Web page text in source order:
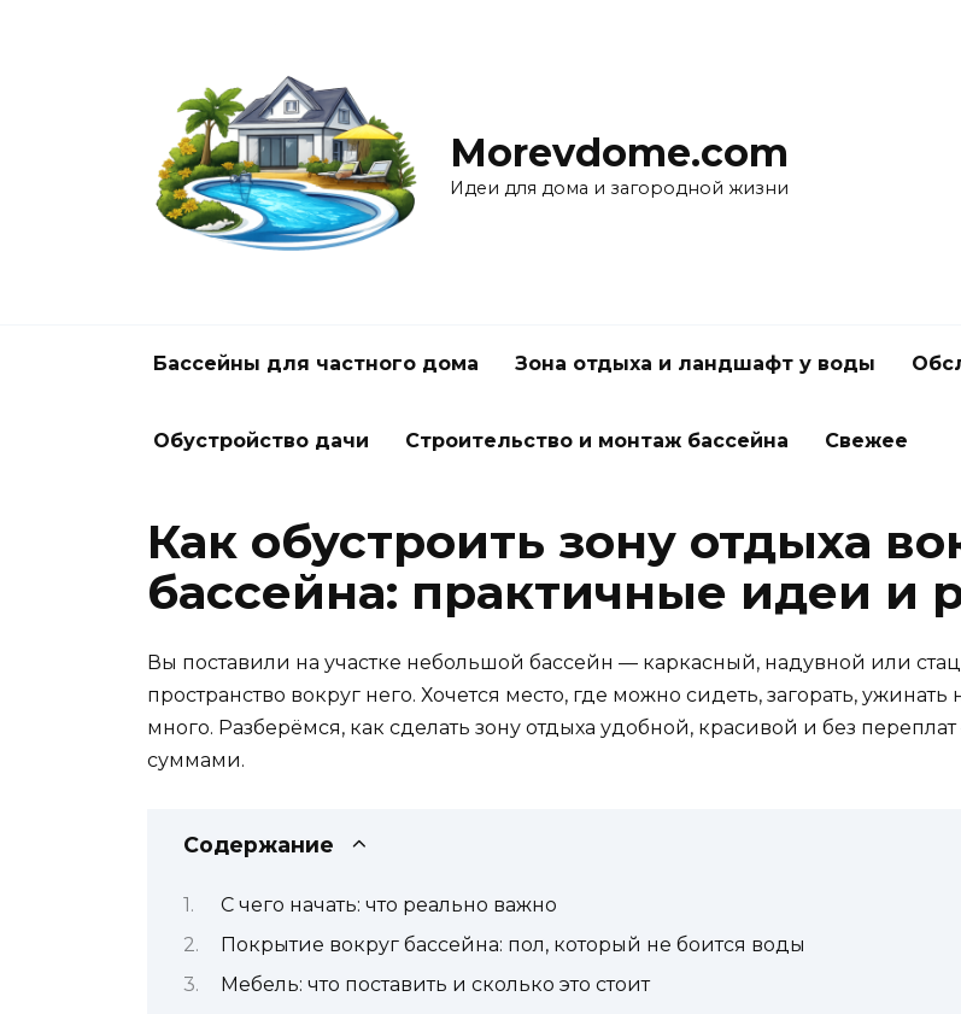
Morevdome.com
Идеи для дома и загородной жизни
Бассейны для частного дома Зона отдыха и ландшафт у воды
Обустройство дачи Строительство и монтаж бассейна Свежее
Как обустроить зону отдыха
бассейна: практичные идеи и
Вы поставили на участке небольшой бассейн — каркасный, надувной или
пространство вокруг него. Хочется место, где можно сидеть, загорать,
много. Разберёмся, как сделать зону отдыха удобной, красивой и без
суммами.
Содержание
С чего начать: что реально важно
Покрытие вокруг бассейна: пол, который не боится воды
Мебель: что поставить и сколько это стоит